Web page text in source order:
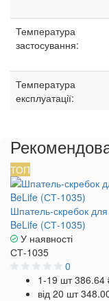
Температура
застосування:
Температура
експлуатації:
ТОП
Шпатель‑скребок
BeLife (СТ-1035)
У наявності
СТ-1035
0
1-19 шт386.64
від 20 шт